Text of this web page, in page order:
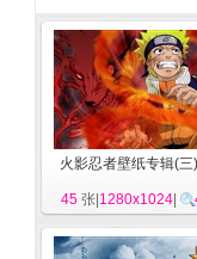
火影忍者壁纸专辑(三
45 张| 1280x1024